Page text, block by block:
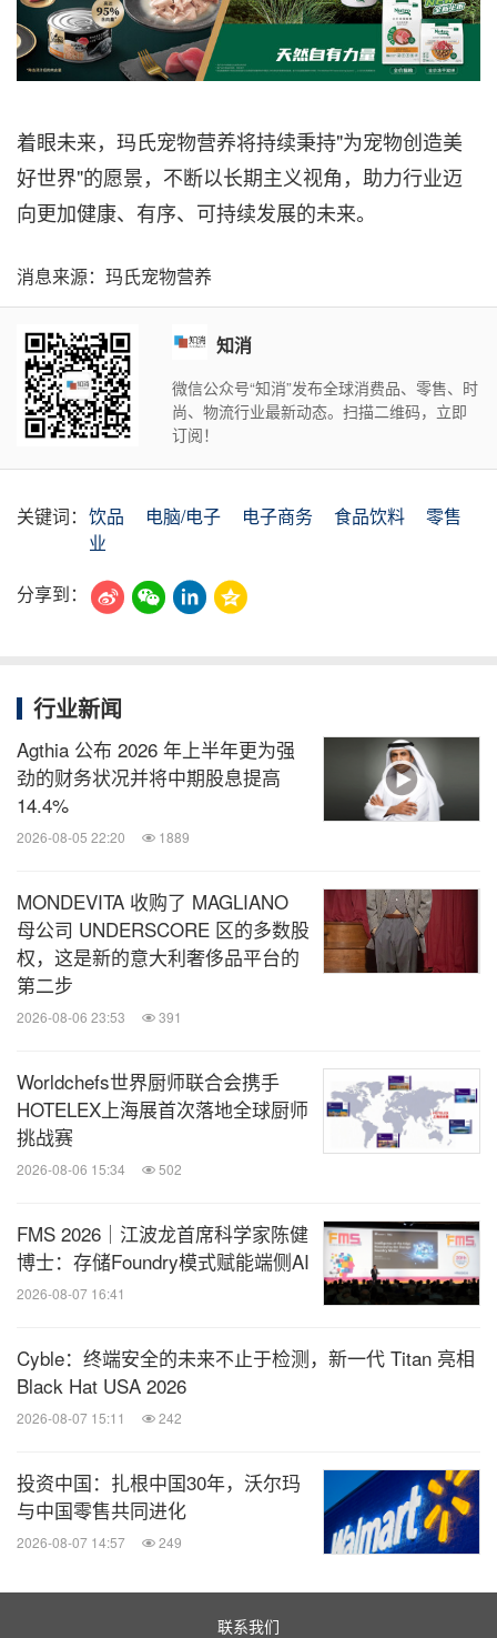
着眼未来，玛氏宠物营养将持续秉持"为宠物创造美
好世界"的愿景，不断以长期主义视角，助力行业迈
向更加健康、有序、可持续发展的未来。
消息来源：玛氏宠物营养
知消
微信公众号“知消”发布全球消费品、零售、时
尚、物流行业最新动态。扫描二维码，立即
订阅！
关键词： 饮品 电脑/电子 电子商务 食品饮料
零售
业
分享到：
行业新闻
Agthia 公布 2026 年上半年更为强
劲的财务状况并将中期股息提高
14.4%
2026-08-05 22:20 1889
MONDEVITA 收购了 MAGLIANO
母公司 UNDERSCORE 区的多数股
权，这是新的意大利奢侈品平台的
第二步
2026-08-06 23:53 391
Worldchefs世界厨师联合会携手
HOTELEX上海展首次落地全球厨师
挑战赛
2026-08-06 15:34 502
FMS 2026｜江波龙首席科学家陈健
博士：存储Foundry模式赋能端侧AI
2026-08-07 16:41
Cyble：终端安全的未来不止于检测，新一代 Titan 亮相
Black Hat USA 2026
2026-08-07 15:11 242
投资中国：扎根中国30年，沃尔玛
与中国零售共同进化
2026-08-07 14:57 249
联系我们